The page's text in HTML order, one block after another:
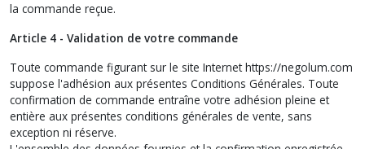
la commande reçue.
Article 4 - Validation de votre commande
Toute commande figurant sur le site Internet https://negolum.com
suppose l'adhésion aux présentes Conditions Générales. Toute
confirmation de commande entraîne votre adhésion pleine et
entière aux présentes conditions générales de vente, sans
exception ni réserve.